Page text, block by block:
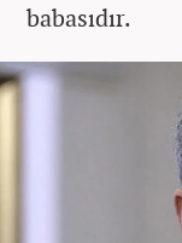
babasıdır.